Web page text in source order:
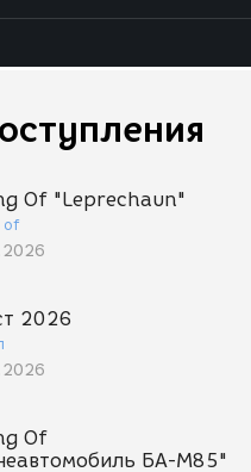
Of "Leprechaun"
of
2026
Of
БА-М85"